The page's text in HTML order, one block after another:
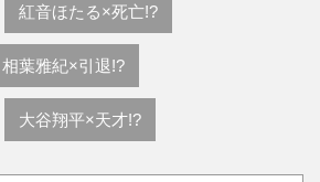
紅音ほたる×死亡!?
相葉雅紀×引退!?
大谷翔平×天才!?